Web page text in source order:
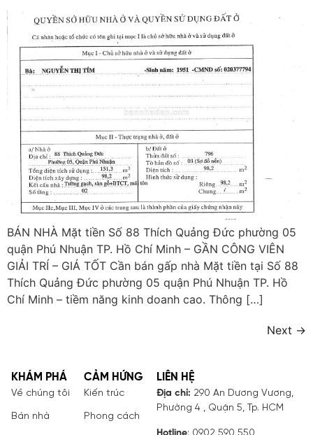
BÁN NHÀ Mặt tiền Số 88 Thích Quảng Đức phường 05
quận Phú Nhuận TP. Hồ Chí Minh – GẦN CÔNG VIÊN
GIẢI TRÍ – GIÁ TỐT Cần bán gấp nhà Mặt tiền tại Số 88
Thích Quảng Đức phường 05 quận Phú Nhuận TP. Hồ
Chí Minh – tiềm năng kinh doanh cao. Thông […]
Next →
KHÁM PHÁ
Về chúng tôi
Bán nhà
CẢM HỨNG
Kiến trúc
Phong cách
LIÊN HỆ
Địa chỉ: 290 An Dương Vương,
Phường 4 , Quận 5, Tp. HCM